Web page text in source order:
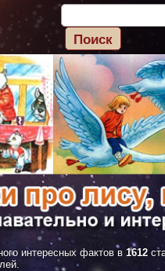
интересных фактов в 1612